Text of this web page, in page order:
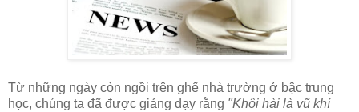
Từ những ngày còn ngồi trên ghế nhà trường ở bậc trung
học, chúng ta đã được giảng dạy rằng "Khôi hài là vũ khí